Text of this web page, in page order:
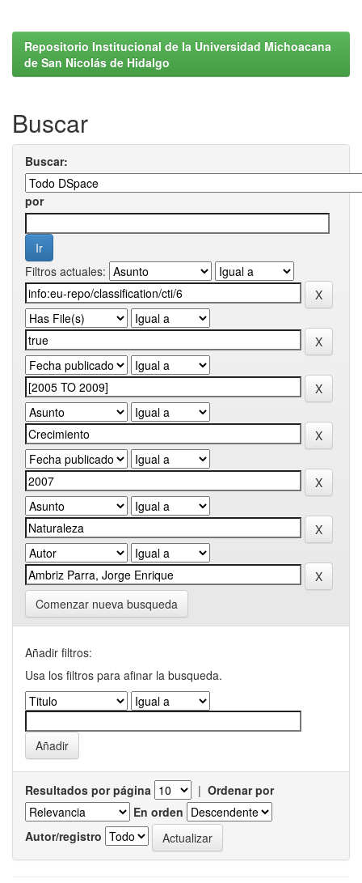
Repositorio Institucional de la Universidad Michoacana
de San Nicolás de Hidalgo
Buscar
Buscar:
por
Filtros actuales:
Comenzar nueva busqueda
Añadir filtros:
Usa los filtros para afinar la busqueda.
Resultados por página | Ordenar por
En orden
Autor/registro